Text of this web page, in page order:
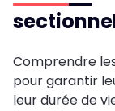
Comprendre
pour garantir
leur durée de